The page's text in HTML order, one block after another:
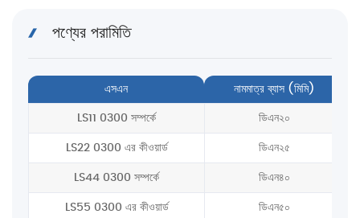
পণ্যের পরামিতি
এসএন নামমাত্র ব্যাস (মিমি)
LS11 0300 সম্পর্কে ডিএন২০
LS22 0300 এর কীওয়ার্ড ডিএন২৫
LS44 0300 সম্পর্কে ডিএন৪০
LS55 0300 এর কীওয়ার্ড ডিএন৫০